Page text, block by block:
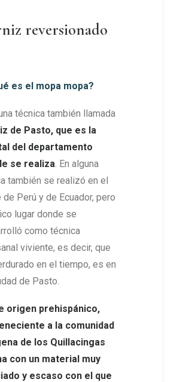
reversionado
es el mopa mopa?
una técnica también llamada
de Pasto, que es la
del departamento
se realiza . En alguna
también se realizó en el
de Perú y de Ecuador, pero
lugar donde se
como técnica
viviente, es decir, que
en el tiempo, es en
de Pasto.
origen prehispánico,
a la comunidad
de los Quillacingas
con un material muy
y escaso con el que